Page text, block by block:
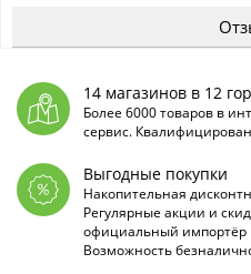
14 магазинов в 12
Более 6000 товаров в
сервис.
Выгодные покупки
Накопительная
Регулярные акции и
официальный импортёр
Возможность